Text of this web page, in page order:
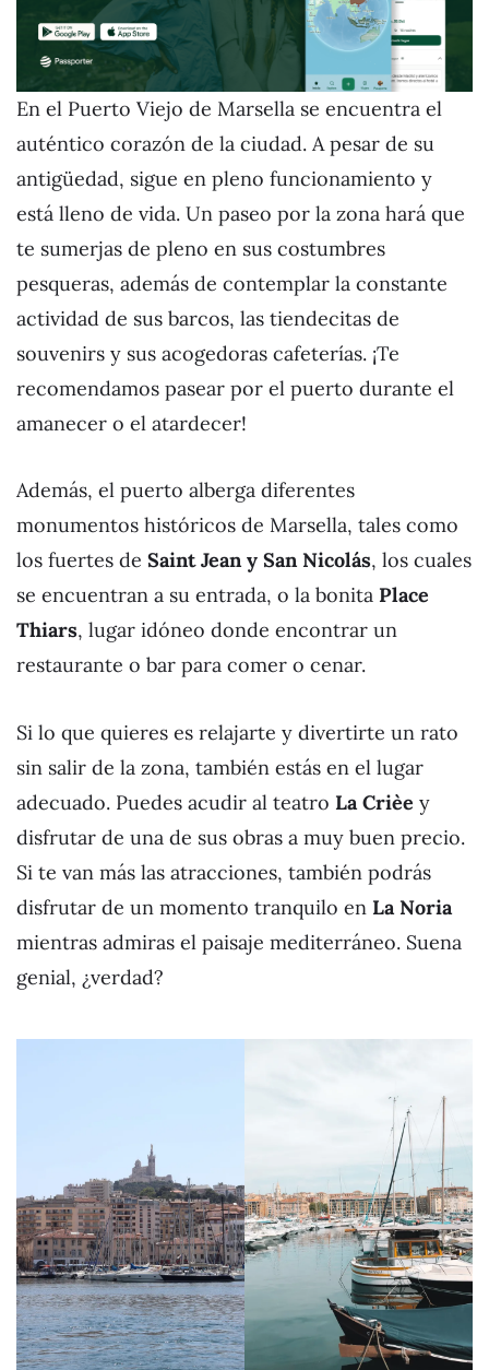
En el Puerto Viejo de Marsella se encuentra el
auténtico corazón de la ciudad. A pesar de su
antigüedad, sigue en pleno funcionamiento y
está lleno de vida. Un paseo por la zona hará que
te sumerjas de pleno en sus costumbres
pesqueras, además de contemplar la constante
actividad de sus barcos, las tiendecitas de
souvenirs y sus acogedoras cafeterías. ¡Te
recomendamos pasear por el puerto durante el
amanecer o el atardecer!
Además, el puerto alberga diferentes
monumentos históricos de Marsella, tales como
los fuertes de Saint Jean y San Nicolás, los cuales
se encuentran a su entrada, o la bonita Place
Thiars, lugar idóneo donde encontrar un
restaurante o bar para comer o cenar.
Si lo que quieres es relajarte y divertirte un rato
sin salir de la zona, también estás en el lugar
adecuado. Puedes acudir al teatro La Crièe y
disfrutar de una de sus obras a muy buen precio.
Si te van más las atracciones, también podrás
disfrutar de un momento tranquilo en La Noria
mientras admiras el paisaje mediterráneo. Suena
genial, ¿verdad?